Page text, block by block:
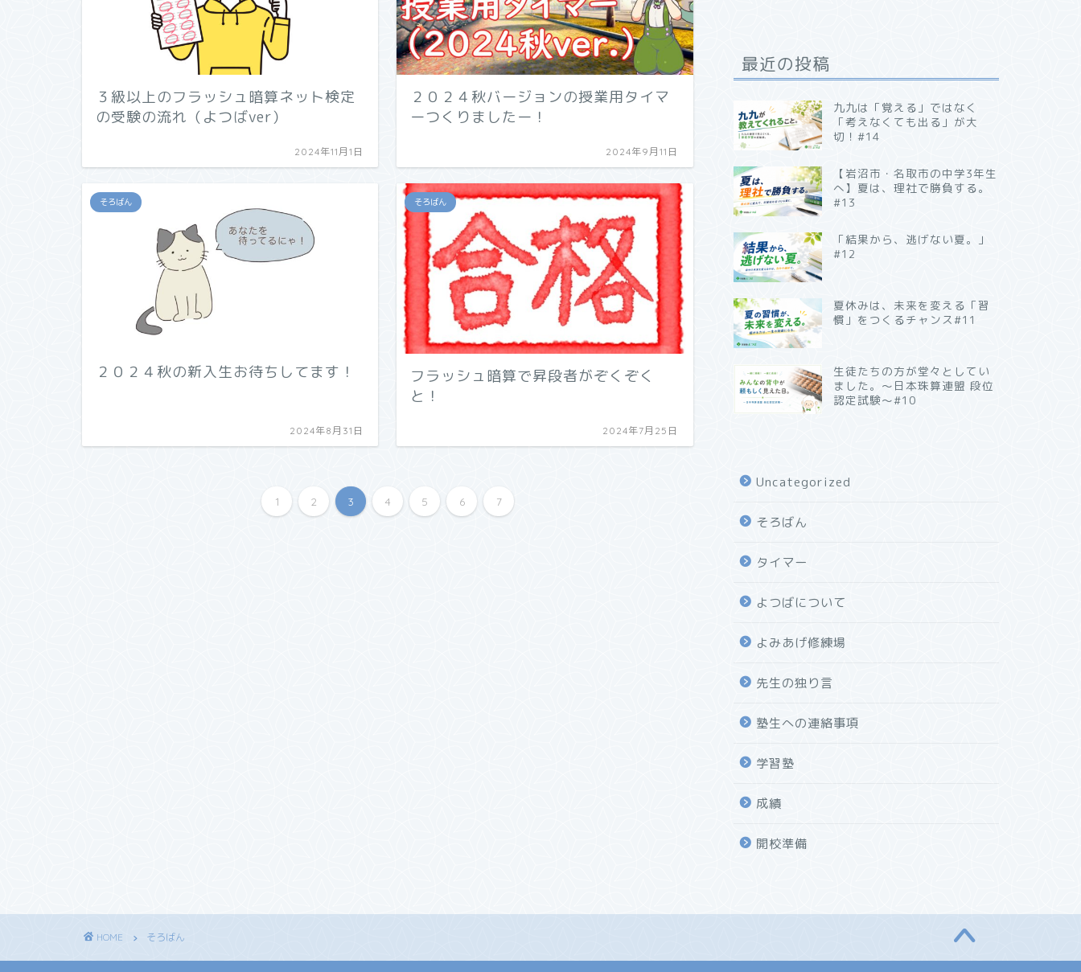
３級以上のフラッシュ暗算ネット検定
の受験の流れ（よつばver）
2024年11月1日
２０２４秋バージョンの授業用タイマ
ーつくりましたー！
2024年9月11日
そろばん
２０２４秋の新入生お待ちしてます！
2024年8月31日
そろばん
フラッシュ暗算で昇段者がぞくぞく
と！
2024年7月25日
1 2 3 4 5 6 7
最近の投稿
九九は「覚える」ではなく
「考えなくても出る」が大
切！#14
【岩沼市・名取市の中学3年生
へ】夏は、理社で勝負する。
#13
「結果から、逃げない夏。」
#12
夏休みは、未来を変える「習
慣」をつくるチャンス#11
生徒たちの方が堂々としてい
ました。～日本珠算連盟 段位
認定試験～#10
Uncategorized
そろばん
タイマー
よつばについて
よみあげ修練場
先生の独り言
塾生への連絡事項
学習塾
成績
開校準備
HOME そろばん